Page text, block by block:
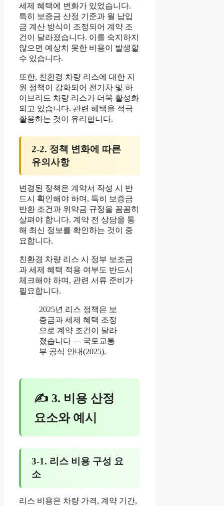
세제 혜택에 변화가 있었습니다.
특히 보증금 산정 기준과 월 납입
금 계산 방식이 조정되어 계약 조
건이 달라졌습니다. 이를 숙지하지
않으면 예상치 못한 비용이 발생할
수 있습니다.
또한, 친환경 차량 리스에 대한 지
원 정책이 강화되어 전기차 및 하
이브리드 차량 리스가 더욱 활성화
되고 있습니다. 관련 혜택을 적극
활용하는 것이 유리합니다.
2-2. 정책 변화에 따른
유의사항
변경된 정책은 계약서 작성 시 반
드시 확인해야 하며, 특히 보증금
반환 조건과 위약금 규정을 꼼꼼히
살펴야 합니다. 계약 전 상담을 통
해 최신 정보를 확인하는 것이 중
요합니다.
친환경 차량 리스 시 정부 보조금
과 세제 혜택 적용 여부도 반드시
체크해야 하며, 관련 서류 준비가
필요합니다.
2025년 리스 정책은 보
증금과 세제 혜택 조정
으로 계약 조건이 달라
졌습니다 — 국토교통
부 공식 안내(2025).
✍ 3. 비용 산정
요소와 예시
3-1. 리스 비용 구성 요
소
리스 비용은 차량 가격, 계약 기간,